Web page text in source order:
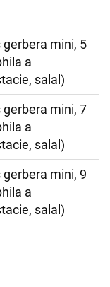
mini, 5
a
salal)
mini, 7
a
salal)
mini, 9
a
salal)